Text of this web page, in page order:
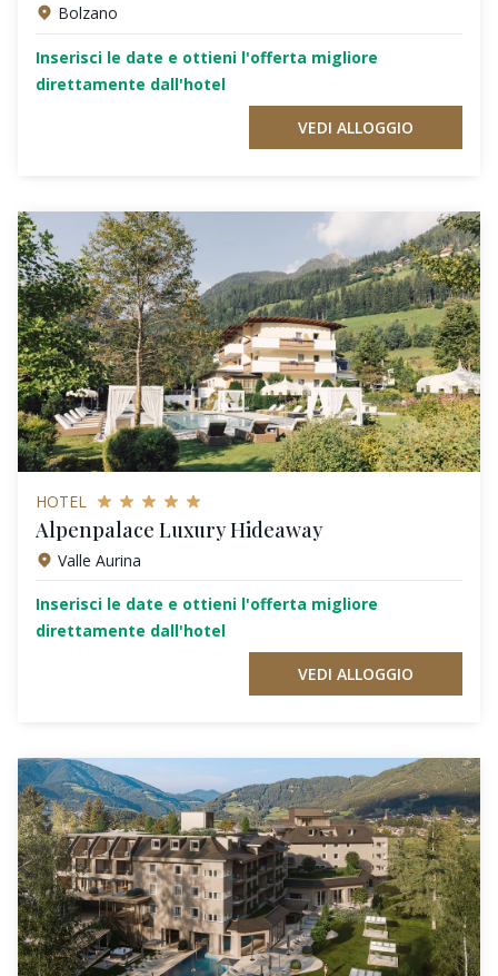
Bolzano
Inserisci le date e ottieni l'offerta migliore
direttamente dall'hotel
VEDI ALLOGGIO
HOTEL
Alpenpalace Luxury Hideaway
Valle Aurina
Inserisci le date e ottieni l'offerta migliore
direttamente dall'hotel
VEDI ALLOGGIO